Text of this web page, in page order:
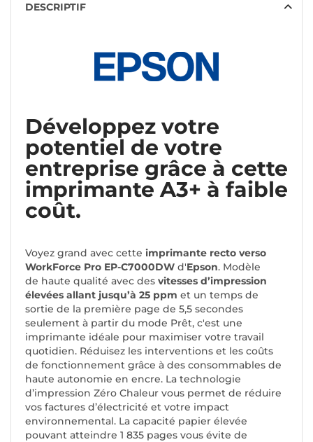
DESCRIPTIF
Développez votre
potentiel de votre
entreprise grâce à cette
imprimante A3+ à faible
coût.
Voyez grand avec cette imprimante recto verso
WorkForce Pro EP-C7000DW d'Epson. Modèle
de haute qualité avec des vitesses d’impression
élevées allant jusqu’à 25 ppm et un temps de
sortie de la première page de 5,5 secondes
seulement à partir du mode Prêt, c'est une
imprimante idéale pour maximiser votre travail
quotidien. Réduisez les interventions et les coûts
de fonctionnement grâce à des consommables de
haute autonomie en encre. La technologie
d’impression Zéro Chaleur vous permet de réduire
vos factures d’électricité et votre impact
environnemental. La capacité papier élevée
pouvant atteindre 1 835 pages vous évite de